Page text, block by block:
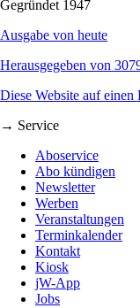
Gegründet 1947
Ausgabe von heute
Herausgegeben von
Diese Website auf einen
→ Service
Aboservice
Abo kündigen
Newsletter
Werben
Veranstaltungen
Terminkalender
Kontakt
Kiosk
jW-App
Jobs